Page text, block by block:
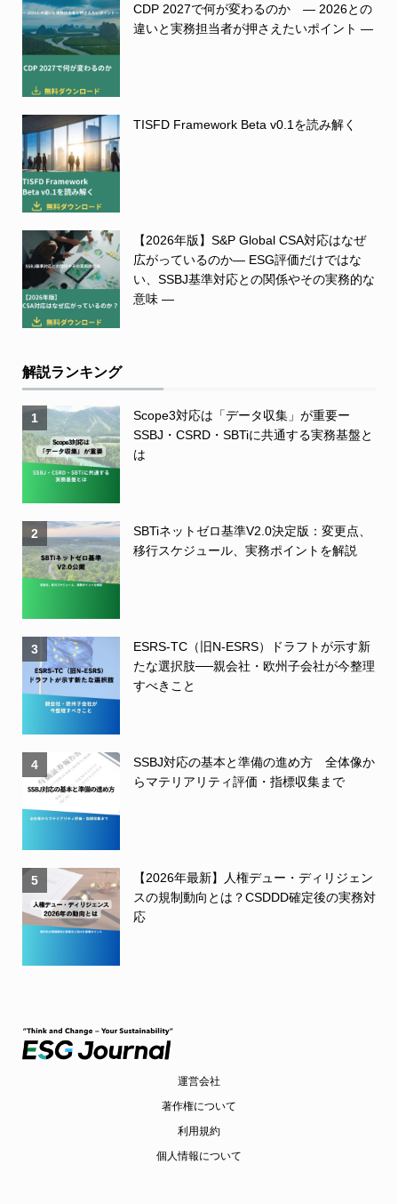
CDP 2027で何が変わるのか ― 2026との
違いと実務担当者が押さえたいポイント ―
TISFD Framework Beta v0.1を読み解く
【2026年版】S&P Global CSA対応はなぜ
広がっているのか― ESG評価だけではな
い、SSBJ基準対応との関係やその実務的な
意味 ―
解説ランキング
1
Scope3対応は「データ収集」が重要ー
SSBJ・CSRD・SBTiに共通する実務基盤と
は
2
SBTiネットゼロ基準V2.0決定版：変更点、
移行スケジュール、実務ポイントを解説
3
ESRS-TC（旧N-ESRS）ドラフトが示す新
たな選択肢──親会社・欧州子会社が今整理
すべきこと
4
SSBJ対応の基本と準備の進め方 全体像か
らマテリアリティ評価・指標収集まで
5
【2026年最新】人権デュー・ディリジェン
スの規制動向とは？CSDDD確定後の実務対
応
運営会社
著作権について
利用規約
個人情報について